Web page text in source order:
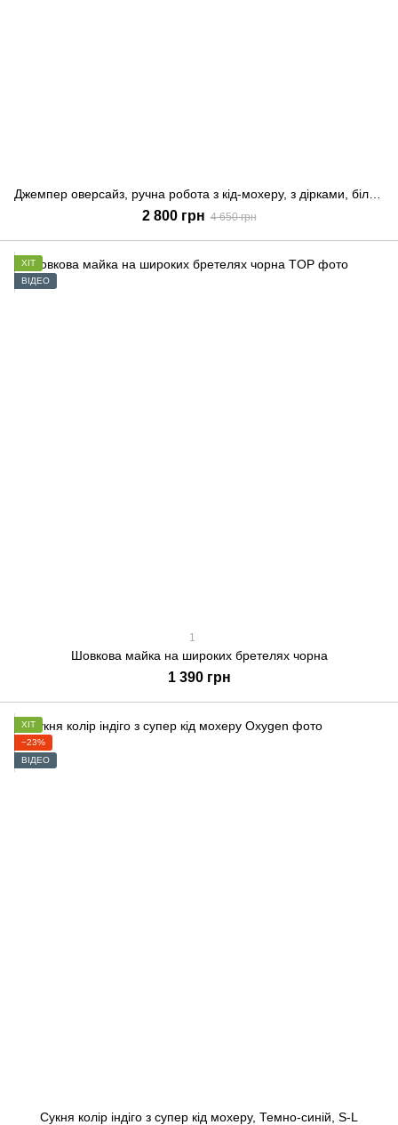
2 800 грн 4 650 грн
ХІТ
ВІДЕО
1
Шовкова майка на широких бретелях чорна
1 390 грн
ХІТ
−23%
ВІДЕО
Сукня колір індіго з супер кід мохеру, Темно-синій, S-L